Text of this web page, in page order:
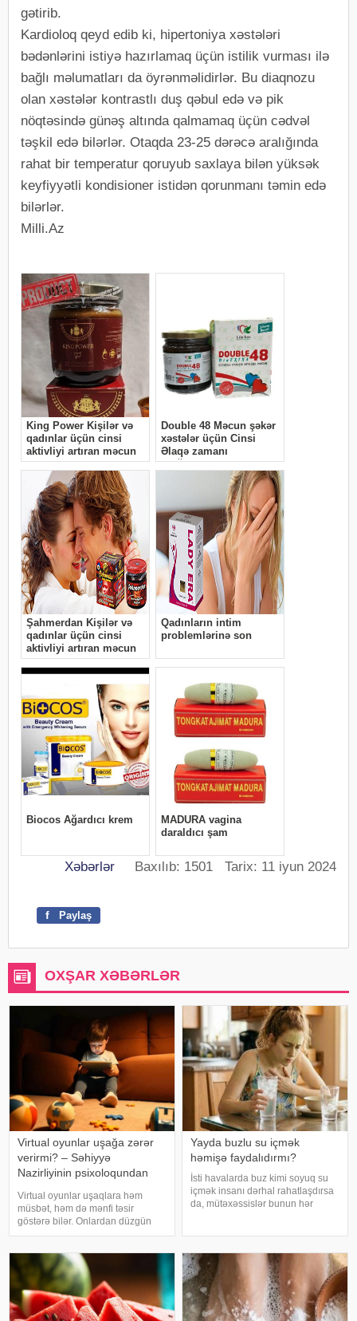
gətirib.
Kardioloq qeyd edib ki, hipertoniya xəstələri
bədənlərini istiyə hazırlamaq üçün istilik vurması ilə
bağlı məlumatları da öyrənməlidirlər. Bu diaqnozu
olan xəstələr kontrastlı duş qəbul edə və pik
nöqtəsində günəş altında qalmamaq üçün cədvəl
təşkil edə bilərlər. Otaqda 23-25 ​​dərəcə aralığında
rahat bir temperatur qoruyub saxlaya bilən yüksək
keyfiyyətli kondisioner istidən qorunmanı təmin edə
bilərlər.
Milli.Az
Xəbərlər Baxılıb: 1501 Tarix: 11 iyun 2024
f Paylaş
OXŞAR XƏBƏRLƏR
Virtual oyunlar uşağa zərər
verirmi? – Səhiyyə
Nazirliyinin psixoloqundan
Virtual oyunlar uşaqlara həm
müsbət, həm də mənfi təsir
göstərə bilər. Onlardan düzgün
rejimdə istifadə edildikdə zehni
artıq oynanılması fiziki və psixoloji
problemlərə səbəb ola bilər
Yayda buzlu su içmək
həmişə faydalıdırmı?
İsti havalarda buz kimi soyuq su
içmək insanı dərhal rahatlaşdırsa
da, mütəxəssislər bunun hər
insanın kifayət qədə